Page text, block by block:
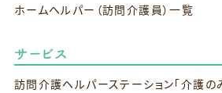
ホームヘルパー（訪問介護員）一覧
サービス
訪問介護ヘルパーステーション「介護の